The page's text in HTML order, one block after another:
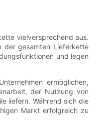
vielversprechend aus.
der gesamten Lieferkette
und legen
ermöglichen,
der Nutzung von
liefern. Während sich die
Markt erfolgreich zu